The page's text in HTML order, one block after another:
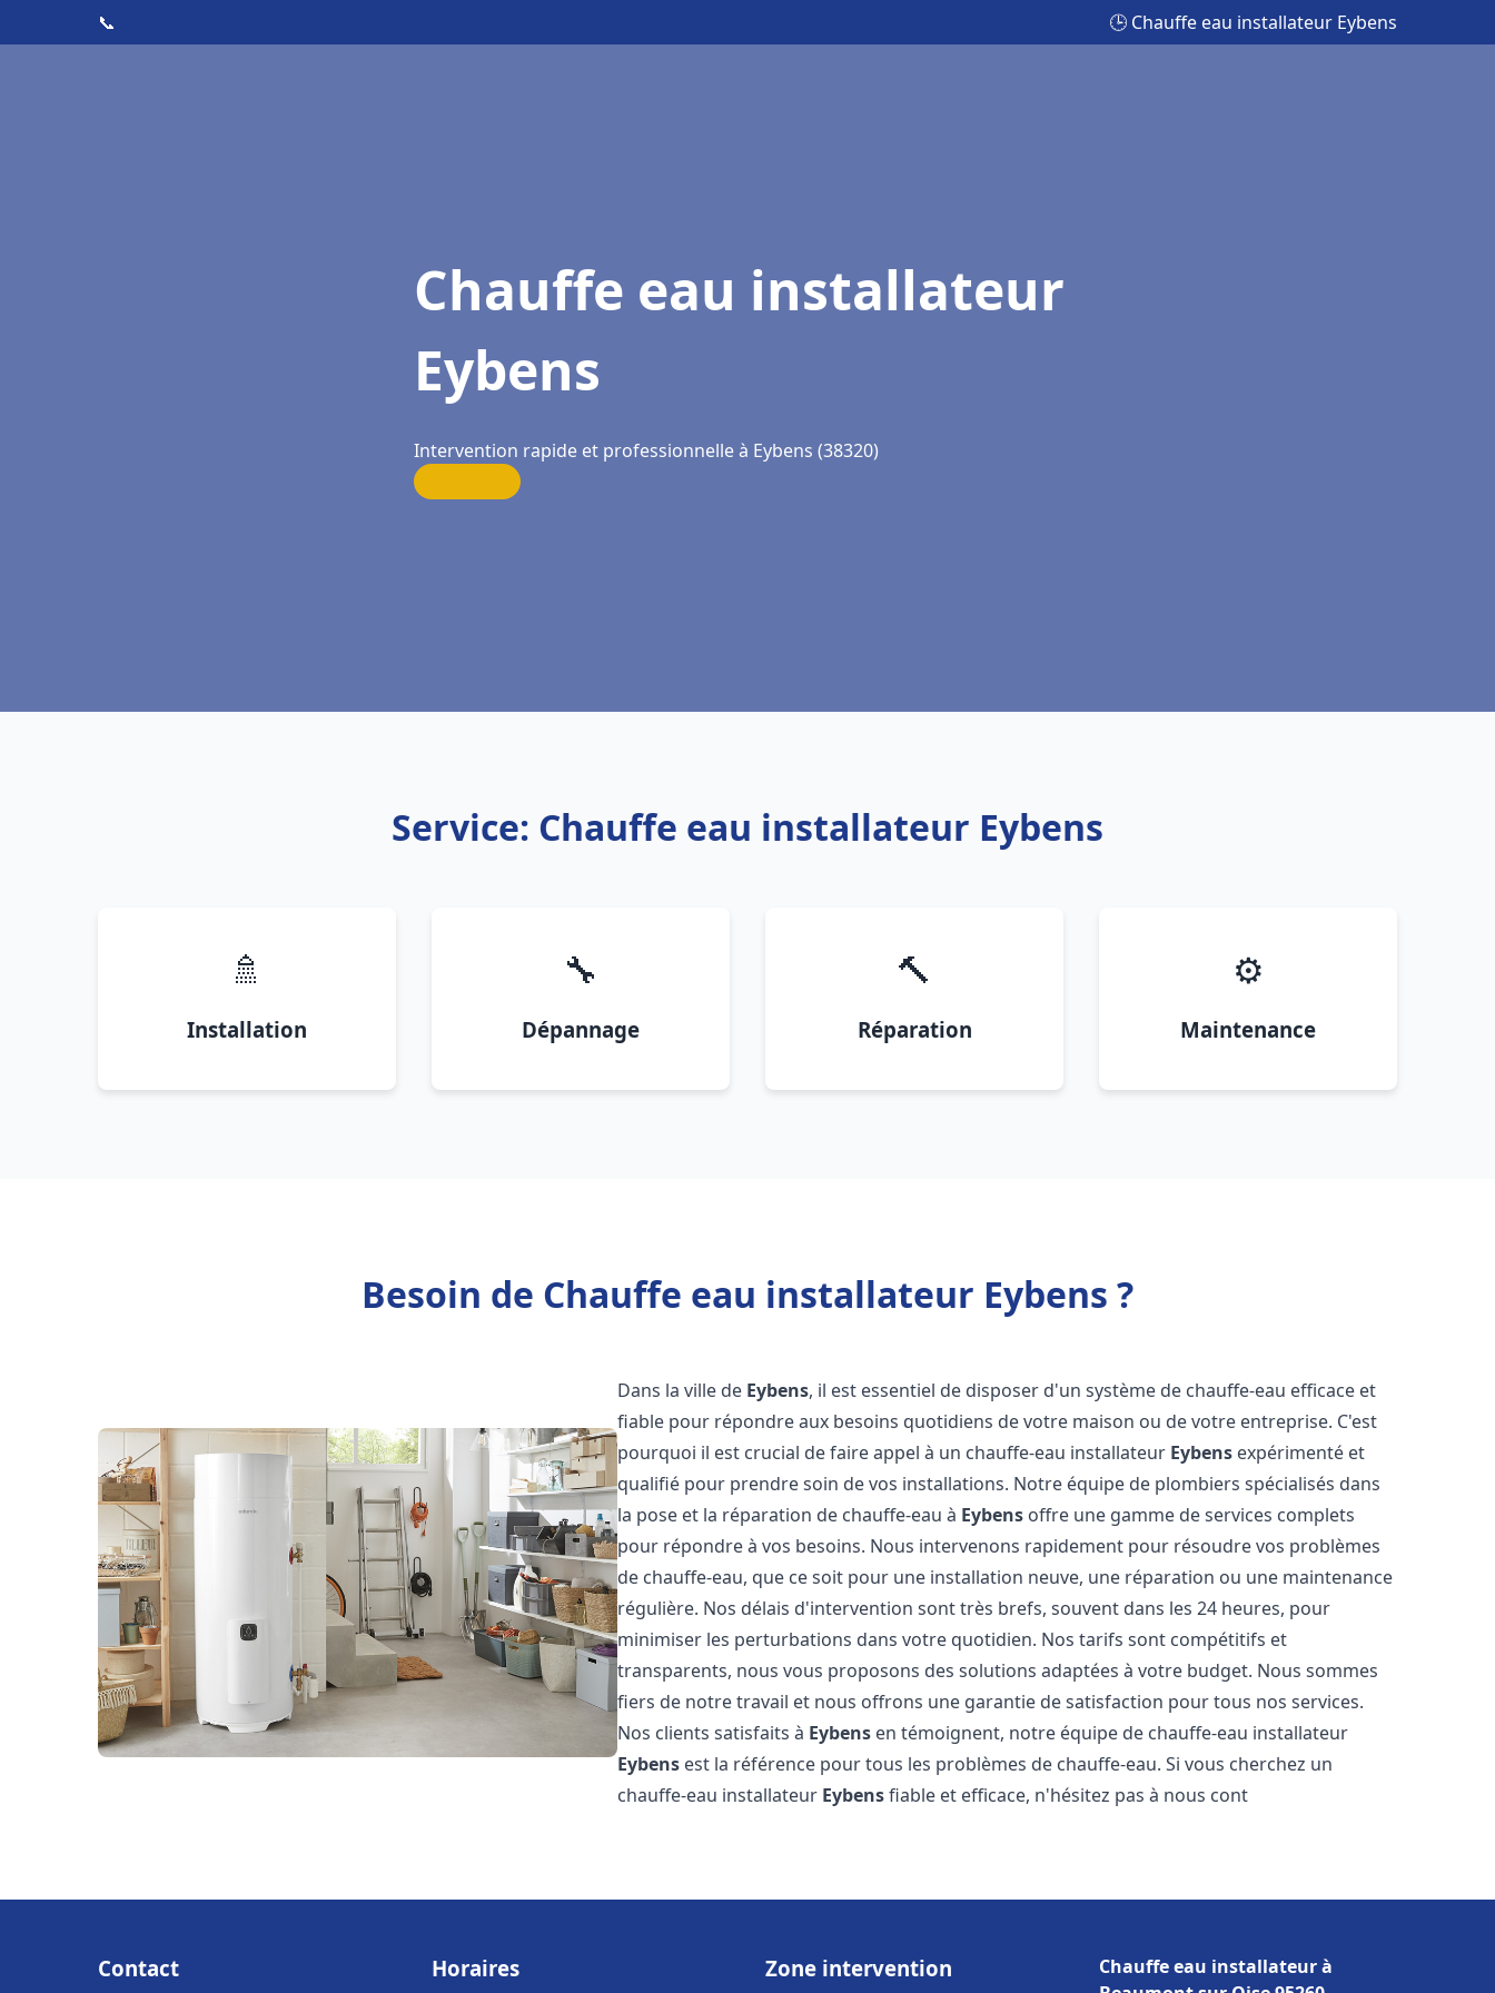
📞 🕒 Chauffe eau installateur Eybens
Chauffe eau installateur
Eybens
Intervention rapide et professionnelle à Eybens (38320)
Service: Chauffe eau installateur Eybens
🚿
Installation
🔧
Dépannage
🔨
Réparation
⚙️
Maintenance
Besoin de Chauffe eau installateur Eybens ?
Dans la ville de Eybens, il est essentiel de disposer d'un système de chauffe-eau efficace et
fiable pour répondre aux besoins quotidiens de votre maison ou de votre entreprise. C'est
pourquoi il est crucial de faire appel à un chauffe-eau installateur Eybens expérimenté et
qualifié pour prendre soin de vos installations. Notre équipe de plombiers spécialisés dans
la pose et la réparation de chauffe-eau à Eybens offre une gamme de services complets
pour répondre à vos besoins. Nous intervenons rapidement pour résoudre vos problèmes
de chauffe-eau, que ce soit pour une installation neuve, une réparation ou une maintenance
régulière. Nos délais d'intervention sont très brefs, souvent dans les 24 heures, pour
minimiser les perturbations dans votre quotidien. Nos tarifs sont compétitifs et
transparents, nous vous proposons des solutions adaptées à votre budget. Nous sommes
fiers de notre travail et nous offrons une garantie de satisfaction pour tous nos services.
Nos clients satisfaits à Eybens en témoignent, notre équipe de chauffe-eau installateur
Eybens est la référence pour tous les problèmes de chauffe-eau. Si vous cherchez un
chauffe-eau installateur Eybensfiable et efficace, n'hésitez pas à nous cont
Contact Horaires Zone intervention
Chauffe eau installateur à